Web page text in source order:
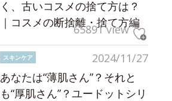
く、古いコスメの捨て方は？
｜コスメの断捨離・捨て方編
65891 view
2024/11/27
スキンケア
あなたは“薄肌さん”？それと
も“厚肌さん”？ユードットシリ